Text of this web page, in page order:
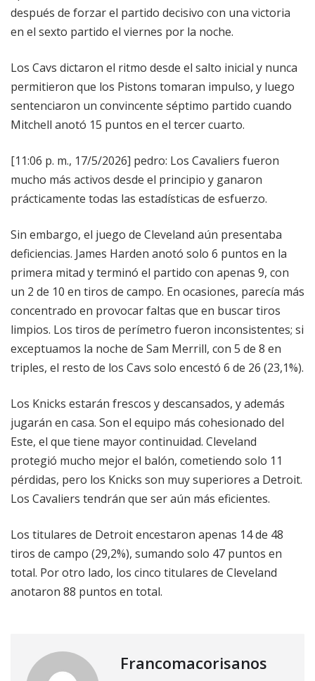
después de forzar el partido decisivo con una victoria
en el sexto partido el viernes por la noche.
Los Cavs dictaron el ritmo desde el salto inicial y nunca
permitieron que los Pistons tomaran impulso, y luego
sentenciaron un convincente séptimo partido cuando
Mitchell anotó 15 puntos en el tercer cuarto.
[11:06 p. m., 17/5/2026] pedro: Los Cavaliers fueron
mucho más activos desde el principio y ganaron
prácticamente todas las estadísticas de esfuerzo.
Sin embargo, el juego de Cleveland aún presentaba
deficiencias. James Harden anotó solo 6 puntos en la
primera mitad y terminó el partido con apenas 9, con
un 2 de 10 en tiros de campo. En ocasiones, parecía más
concentrado en provocar faltas que en buscar tiros
limpios. Los tiros de perímetro fueron inconsistentes; si
exceptuamos la noche de Sam Merrill, con 5 de 8 en
triples, el resto de los Cavs solo encestó 6 de 26 (23,1%).
Los Knicks estarán frescos y descansados, y además
jugarán en casa. Son el equipo más cohesionado del
Este, el que tiene mayor continuidad. Cleveland
protegió mucho mejor el balón, cometiendo solo 11
pérdidas, pero los Knicks son muy superiores a Detroit.
Los Cavaliers tendrán que ser aún más eficientes.
Los titulares de Detroit encestaron apenas 14 de 48
tiros de campo (29,2%), sumando solo 47 puntos en
total. Por otro lado, los cinco titulares de Cleveland
anotaron 88 puntos en total.
Francomacorisanos